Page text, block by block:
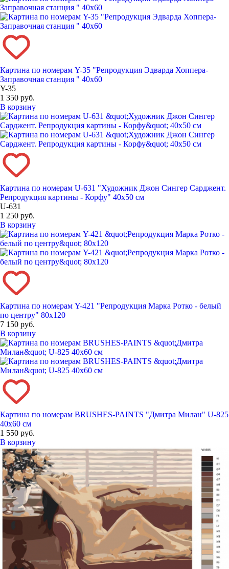
Картина по номерам Y-35 "Репродукция Эдварда Хоппера-
Заправочная станция " 40х60
Y-35
1 350 руб.
В корзину
Картина по номерам U-631 "Художник Джон Сингер Сарджент.
Репродукция картины - Корфу" 40x50 см
U-631
1 250 руб.
В корзину
Картина по номерам Y-421 "Репродукция Марка Ротко - белый
по центру" 80x120
7 150 руб.
В корзину
Картина по номерам BRUSHES-PAINTS "Дмитра Милан" U-825
40x60 см
1 550 руб.
В корзину